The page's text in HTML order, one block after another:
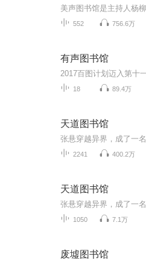
552 756.6万
有声图书馆
18 89.4万
天道图书馆
2241 400.2万
天道图书馆
1050 7.1万
废墟图书馆